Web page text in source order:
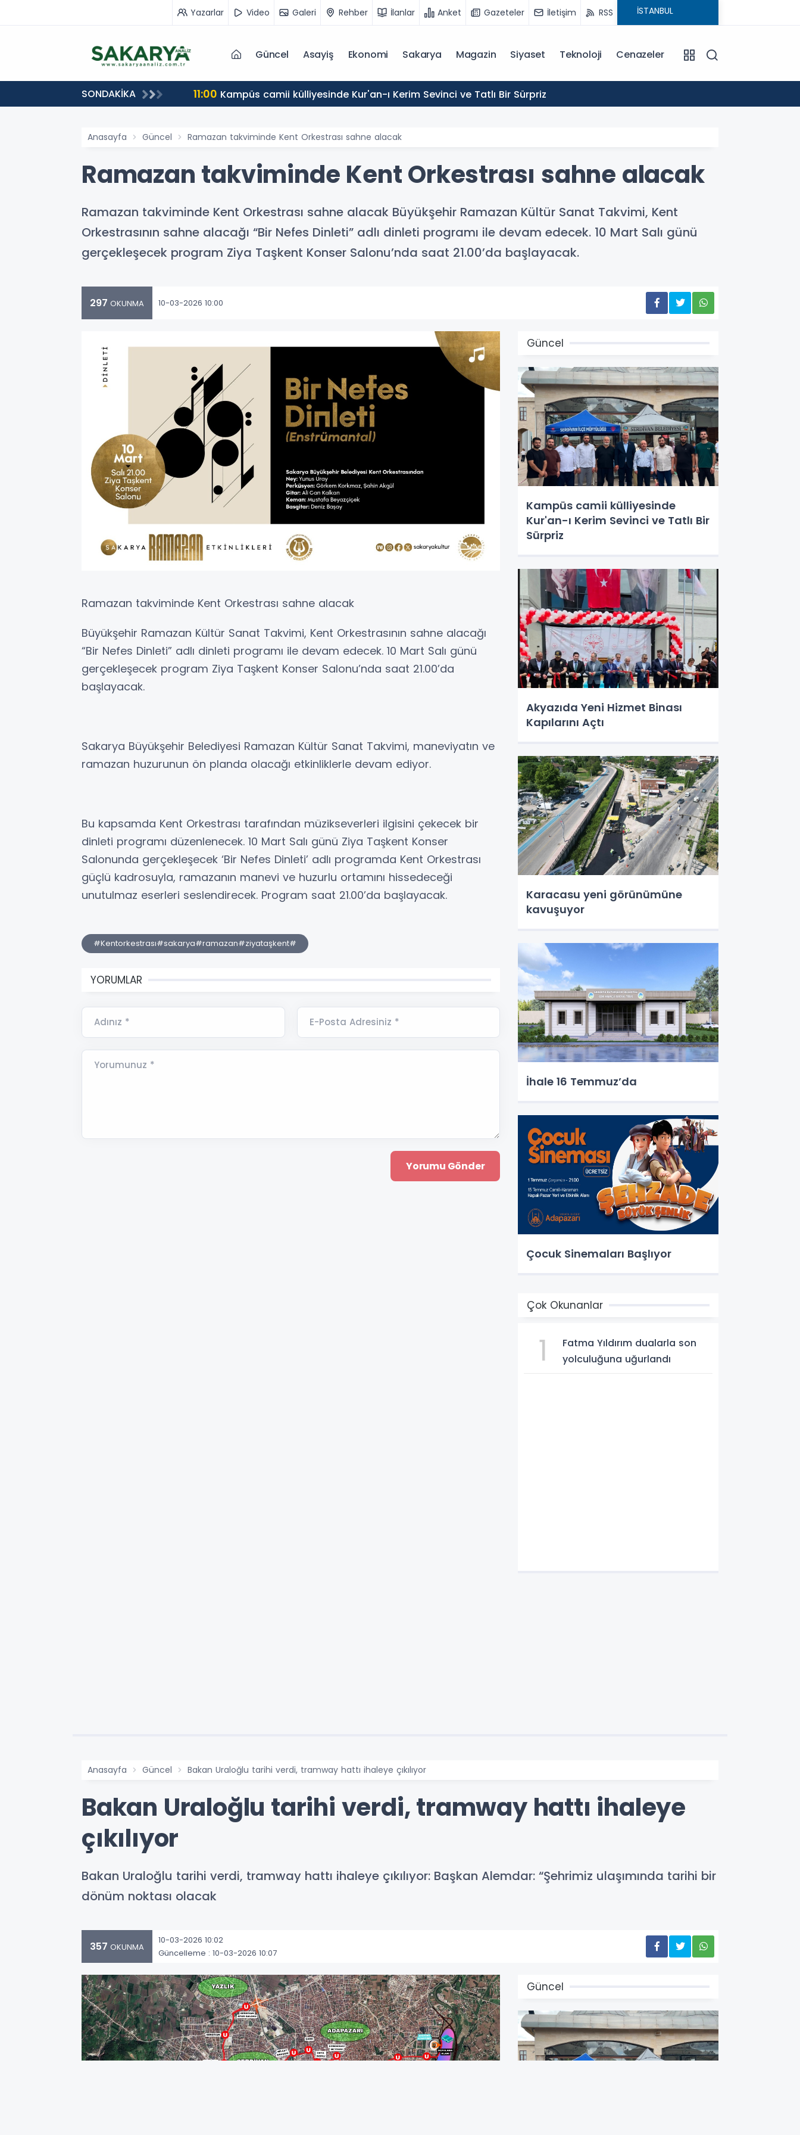
Yazarlar Video Galeri Rehber İlanlar Anket Gazeteler İletişim RSS
Güncel Asayiş Ekonomi Sakarya Magazin Siyaset Teknoloji Cenazeler
SONDAKİKA 19:19 Akyazıda Yeni Hizmet Binası Kapılarını Açtı
Anasayfa Güncel Ramazan takviminde Kent Orkestrası sahne alacak
Ramazan takviminde Kent Orkestrası sahne alacak
Ramazan takviminde Kent Orkestrası sahne alacak Büyükşehir Ramazan Kültür Sanat Takvimi, Kent
Orkestrasının sahne alacağı “Bir Nefes Dinleti” adlı dinleti programı ile devam edecek. 10 Mart Salı günü
gerçekleşecek program Ziya Taşkent Konser Salonu’nda saat 21.00’da başlayacak.
297 OKUNMA 10-03-2026 10:00
Ramazan takviminde Kent Orkestrası sahne alacak
Büyükşehir Ramazan Kültür Sanat Takvimi, Kent Orkestrasının sahne alacağı
“Bir Nefes Dinleti” adlı dinleti programı ile devam edecek. 10 Mart Salı günü
gerçekleşecek program Ziya Taşkent Konser Salonu’nda saat 21.00’da
başlayacak.
Sakarya Büyükşehir Belediyesi Ramazan Kültür Sanat Takvimi, maneviyatın ve
ramazan huzurunun ön planda olacağı etkinliklerle devam ediyor.
Bu kapsamda Kent Orkestrası tarafından müzikseverleri ilgisini çekecek bir
dinleti programı düzenlenecek. 10 Mart Salı günü Ziya Taşkent Konser
Salonunda gerçekleşecek ‘Bir Nefes Dinleti’ adlı programda Kent Orkestrası
güçlü kadrosuyla, ramazanın manevi ve huzurlu ortamını hissedeceği
unutulmaz eserleri seslendirecek. Program saat 21.00’da başlayacak.
#Kentorkestrası#sakarya#ramazan#ziyataşkent#
YORUMLAR
Adınız * E-Posta Adresiniz *
Yorumunuz *
Güncel
Kampüs camii külliyesinde
Kur'an-ı Kerim Sevinci ve Tatlı Bir
Sürpriz
Akyazıda Yeni Hizmet Binası
Kapılarını Açtı
Karacasu yeni görünümüne
kavuşuyor
İhale 16 Temmuz’da
Çocuk Sinemaları Başlıyor
Çok Okunanlar
1
Fatma Yıldırım dualarla son
yolculuğuna uğurlandı
Anasayfa Güncel Bakan Uraloğlu tarihi verdi, tramway hattı ihaleye çıkılıyor
Bakan Uraloğlu tarihi verdi, tramway hattı ihaleye
çıkılıyor
Bakan Uraloğlu tarihi verdi, tramway hattı ihaleye çıkılıyor: Başkan Alemdar: “Şehrimiz ulaşımında tarihi bir
dönüm noktası olacak
357 OKUNMA
10-03-2026 10:02
Güncelleme : 10-03-2026 10:07
Güncel